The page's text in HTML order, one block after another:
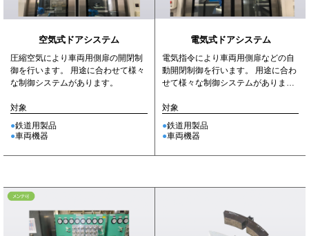
空気式ドアシステム
圧縮空気により車両用側扉の開閉制
御を行います。 用途に合わせて様々
な制御システムがあります。
対象
鉄道用製品
車両機器
電気式ドアシステム
電気指令により車両用側扉などの自
動開閉制御を行います。 用途に合わ
せて様々な制御システムがありま
対象
鉄道用製品
車両機器